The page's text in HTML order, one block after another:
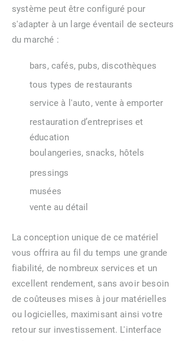
système peut être configuré pour
s'adapter à un large éventail de secteurs
du marché :
bars, cafés, pubs, discothèques
tous types de restaurants
service à l'auto, vente à emporter
restauration d’entreprises et
éducation
boulangeries, snacks, hôtels
pressings
musées
vente au détail
La conception unique de ce matériel
vous offrira au fil du temps une grande
fiabilité, de nombreux services et un
excellent rendement, sans avoir besoin
de coûteuses mises à jour matérielles
ou logicielles, maximisant ainsi votre
retour sur investissement. L'interface